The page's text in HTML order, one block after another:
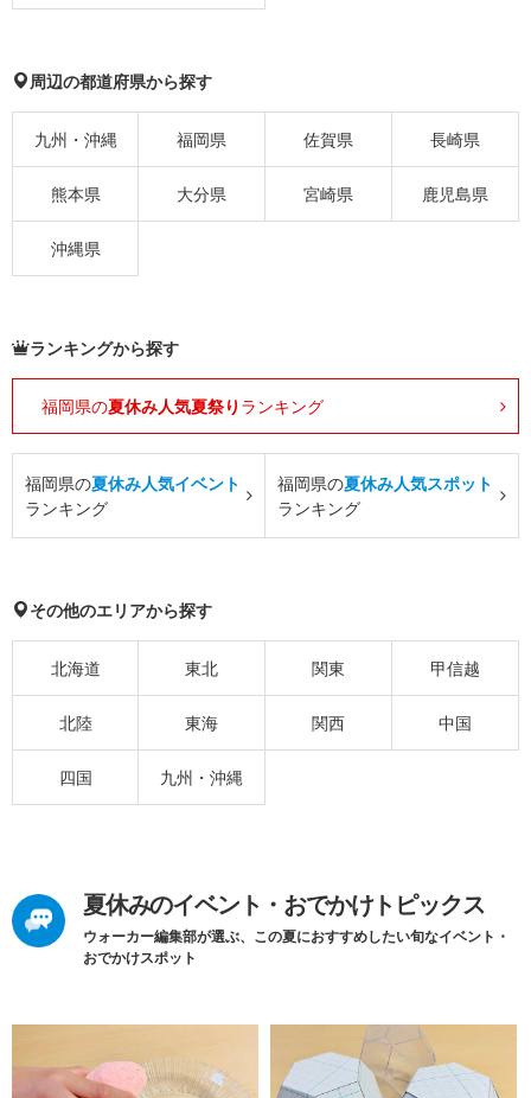
周辺の都道府県から探す
九州・沖縄 福岡県 佐賀県 長崎県
熊本県 大分県 宮崎県 鹿児島県
沖縄県
ランキングから探す
福岡県の夏休み人気夏祭り ランキング
福岡県の夏休み人気イベント
ランキング
福岡県の夏休み人気スポット
ランキング
その他のエリアから探す
北海道 東北 関東 甲信越
北陸 東海 関西 中国
四国 九州・沖縄
夏休みのイベント・おでかけトピックス
ウォーカー編集部が選ぶ、この夏におすすめしたい旬なイベント・
おでかけスポット